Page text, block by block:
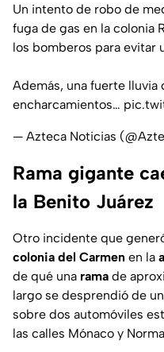
Un intento de robo de
fuga de gas en la colonia
los bomberos para evitar
Además, una fuerte lluvia
encharcamientos…
— Azteca Noticias
Rama gigante
la Benito Juárez
Otro incidente que
colonia del Carmen en la
de qué una rama de
largo se desprendió de
sobre dos automóviles
las calles Mónaco y